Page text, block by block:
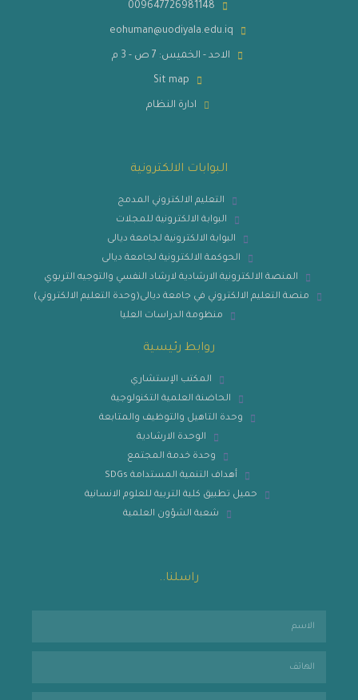
009647726981148
eohuman@uodiyala.edu.iq
الاحد - الخميس: 7 ص - 3 م
Sit map
ادارة النظام
البوابات الالكترونية
التعليم الالكتروني المدمج
البوابة الالكترونية للمجلات
البوابة الالكترونية لجامعة ديالى
الحوكمة الالكترونية لجامعة ديالى
المنصة الالكترونية الارشادية لارشاد النفسي والتوجيه التربوي
منصة التعليم الالكتروني في جامعة ديالى(وحدة التعليم الالكتروني)
منظومة الدراسات العليا
روابط رئيسية
المكتب الإستشاري
الحاضنة العلمية التكنولوجية
وحدة التاهيل والتوظيف والمتابعة
الوحدة الارشادية
وحدة خدمة المجتمع
أهداف التنمية المستدامة SDGs
حميل تطبيق كلية التربية للعلوم الانسانية
شعبة الشؤون العلمية
راسلنا..